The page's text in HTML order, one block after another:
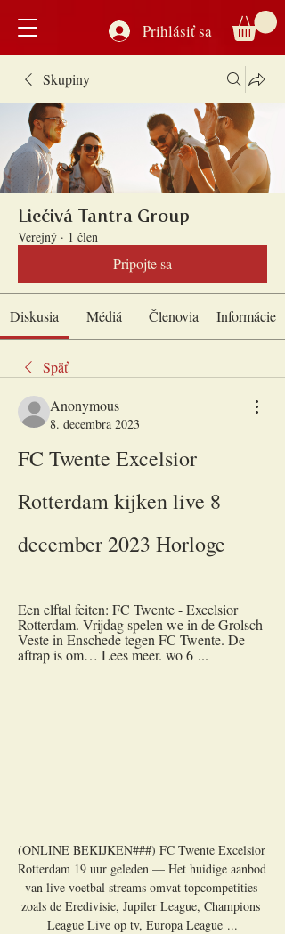
Prihlásiť sa
Skupiny
Liečivá Tantra Group
Verejný · 1 člen
Pripojte sa
Diskusia Médiá Členovia Informácie
Späť
Anonymous
8. decembra 2023
FC Twente Excelsior
Rotterdam kijken live 8
december 2023 Horloge
Een elftal feiten: FC Twente - Excelsior
Rotterdam. Vrijdag spelen we in de Grolsch
Veste in Enschede tegen FC Twente. De
aftrap is om… Lees meer. wo 6 ...
(ONLINE BEKIJKEN###) FC Twente Excelsior
Rotterdam 19 uur geleden — Het huidige aanbod
van live voetbal streams omvat topcompetities
zoals de Eredivisie, Jupiler League, Champions
League Live op tv, Europa League ...